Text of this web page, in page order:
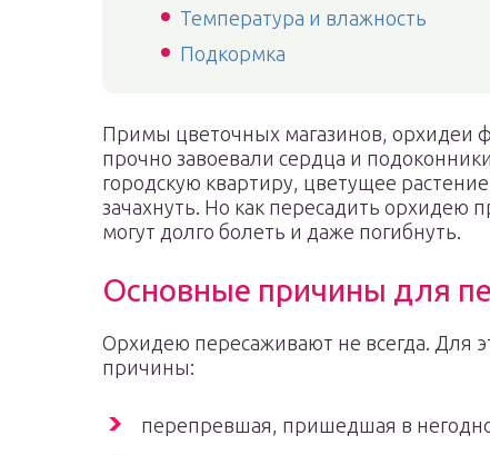
Температура и влажность
Подкормка
Примы цветочных магазинов, орхидеи
прочно завоевали сердца и
городскую квартиру, цветущее
зачахнуть. Но как пересадить
могут долго болеть и даже погибнуть.
Основные причины для
Орхидею пересаживают не всегда. Для
причины:
перепревшая, пришедшая в